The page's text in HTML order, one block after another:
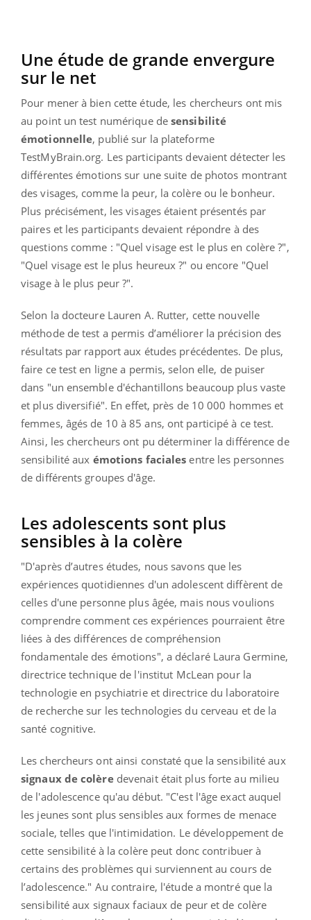
Une étude de grande envergure
sur le net
Pour mener à bien cette étude, les chercheurs ont mis
au point un test numérique desensibilité
émotionnelle, publié sur la plateforme
TestMyBrain.org. Les participants devaient détecter les
différentes émotions sur une suite de photos montrant
des visages, comme la peur, la colère ou le bonheur.
Plus précisément, les visages étaient présentés par
paires et les participants devaient répondre à des
questions comme : "Quel visage est le plus en colère ?",
"Quel visage est le plus heureux ?" ou encore "Quel
visage à le plus peur ?".
Selon la docteure Lauren A. Rutter, cette nouvelle
méthode de test a permis d’améliorer la précision des
résultats par rapport aux études précédentes. De plus,
faire ce test en ligne a permis, selon elle, de puiser
dans "un ensemble d'échantillons beaucoup plus vaste
et plus diversifié". En effet, près de 10 000 hommes et
femmes, âgés de 10 à 85 ans, ont participé à ce test.
Ainsi, les chercheurs ont pu déterminer la différence de
sensibilité aux émotions faciales entre les personnes
de différents groupes d'âge.
Les adolescents sont plus
sensibles à la colère
"D'après d’autres études, nous savons que les
expériences quotidiennes d'un adolescent diffèrent de
celles d'une personne plus âgée, mais nous voulions
comprendre comment ces expériences pourraient être
liées à des différences de compréhension
fondamentale des émotions", a déclaré Laura Germine,
directrice technique de l'institut McLean pour la
technologie en psychiatrie et directrice du laboratoire
de recherche sur les technologies du cerveau et de la
santé cognitive.
Les chercheurs ont ainsi constaté que la sensibilité aux
signaux de colèredevenait était plus forte au milieu
de l'adolescence qu'au début. "C'est l'âge exact auquel
les jeunes sont plus sensibles aux formes de menace
sociale, telles que l'intimidation. Le développement de
cette sensibilité à la colère peut donc contribuer à
certains des problèmes qui surviennent au cours de
l’adolescence." Au contraire, l'étude a montré que la
sensibilité aux signaux faciaux de peur et de colère